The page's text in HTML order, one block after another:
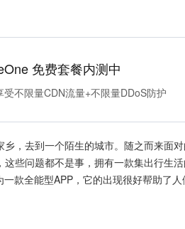
免费套餐内测中
受不限量CDN流量+不限量DDoS防护
，去到一个陌生的城市。随之而来面
些问题都不是事，拥有一款集出行生活
款全能型APP，它的出现很好帮助了